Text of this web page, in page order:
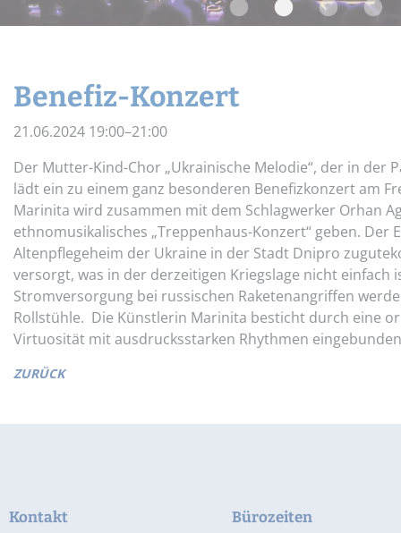
WiderrufsbelehrungSchnupper-
Benefiz-Konzert
21.06.2024 19:00–21:00
Der Mutter-Kind-Chor „Ukrainische Melodie“, der in der
lädt ein zu einem ganz besonderen Benefizkonzert am
Marinita wird zusammen mit dem Schlagwerker Orhan
ethnomusikalisches „Treppenhaus-Konzert“ geben.
Altenpflegeheim der Ukraine in der Stadt Dnipro
versorgt, was in der derzeitigen Kriegslage nicht
Stromversorgung bei russischen Raketenangriffen
Rollstühle. Die Künstlerin Marinita besticht durch eine
Virtuosität mit ausdrucksstarken Rhythmen
ZURÜCK
Kontakt Bürozeiten